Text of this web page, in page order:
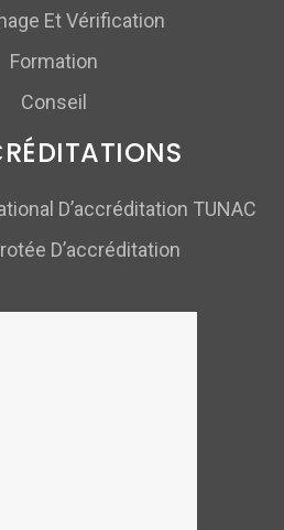
Et Vérification
Formation
Conseil
D’accréditation TUNAC
D’accréditation